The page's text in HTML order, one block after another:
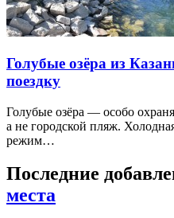
Голубые озёра из
поездку
Голубые озёра — особо
а не городской пляж.
режим…
Последние
места